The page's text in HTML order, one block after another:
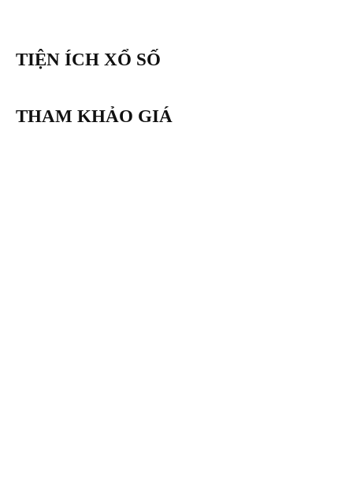
TIỆN ÍCH XỔ SỐ
THAM KHẢO GIÁ